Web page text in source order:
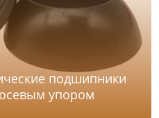
подшипники
упором